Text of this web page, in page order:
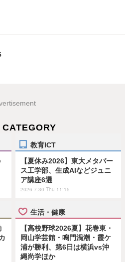
CATEGORY
教育ICT
【夏休み2026】東大メタバー
ス工学部、生成AIなどジュニ
ア講座6選
2026.7.30 Thu 11:15
生活・健康
【高校野球2026夏】花巻東・
岡山学芸館・鳴門渦潮・霞ケ
浦が勝利、第6日は横浜vs沖
縄尚学ほか